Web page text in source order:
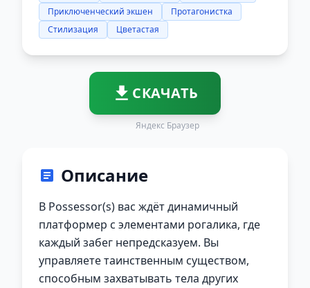
Приключенческий экшен
Протагонистка
Стилизация
Цветастая
СКАЧАТЬ
Яндекс Браузер
Описание
В Possessor(s) вас ждёт динамичный
платформер с элементами рогалика, где
каждый забег непредсказуем. Вы
управляете таинственным существом,
способным захватывать тела других